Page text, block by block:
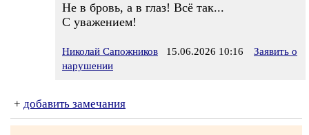
Не в бровь, а в глаз! Всё так...
С уважением!
Николай Сапожников 15.06.2026 10:16
Заявить о
нарушении
+ добавить замечания